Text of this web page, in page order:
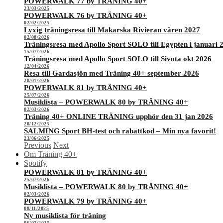
23/03/2025
POWERWALK 76 by TRÄNING 40+
02/02/2025
Lyxig träningsresa till Makarska Rivieran våren 2027
02/08/2026
Träningsresa med Apollo Sport SOLO till Egypten i januari
15/07/2026
Träningsresa med Apollo Sport SOLO till Sivota okt 2026
12/04/2026
Resa till Gardasjön med Träning 40+ september 2026
28/01/2026
POWERWALK 81 by TRÄNING 40+
25/07/2026
Musiklista – POWERWALK 80 by TRÄNING 40+
02/03/2026
Träning 40+ ONLINE TRÄNING upphör den 31 jan 2026
20/12/2025
SALMING Sport BH-test och rabattkod – Min nya favorit!
23/06/2025
Previous Next
Om Träning 40+
Spotify
POWERWALK 81 by TRÄNING 40+
25/07/2026
Musiklista – POWERWALK 80 by TRÄNING 40+
02/03/2026
POWERWALK 79 by TRÄNING 40+
08/11/2025
Ny musiklista för träning